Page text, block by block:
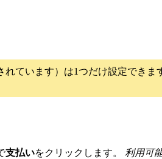
ています）は1つだけ設定でき
支払いをクリックします。 利用可